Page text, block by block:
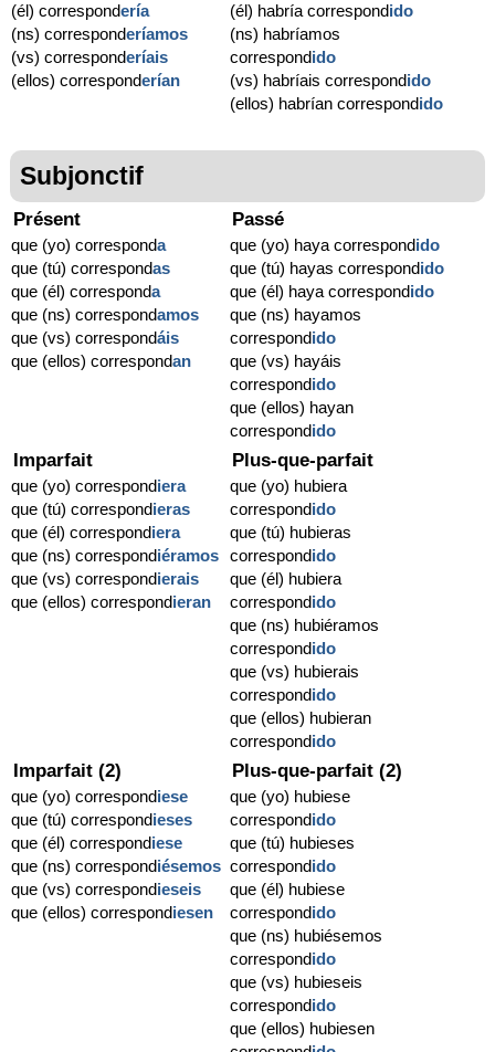
(él) correspondería
(ns) corresponderíamos
(vs) corresponderíais
(ellos) corresponderían
(él) habría correspondido
(ns) habríamos
correspondido
(vs) habríais correspondido
(ellos) habrían correspondido
Subjonctif
Présent
que (yo) corresponda
que (tú) correspondas
que (él) corresponda
que (ns) correspondamos
que (vs) correspondáis
que (ellos) correspondan
Passé
que (yo) haya correspondido
que (tú) hayas correspondido
que (él) haya correspondido
que (ns) hayamos
correspondido
que (vs) hayáis
correspondido
que (ellos) hayan
correspondido
Imparfait
que (yo) correspondiera
que (tú) correspondieras
que (él) correspondiera
que (ns) correspondiéramos
que (vs) correspondierais
que (ellos) correspondieran
Plus-que-parfait
que (yo) hubiera
correspondido
que (tú) hubieras
correspondido
que (él) hubiera
correspondido
que (ns) hubiéramos
correspondido
que (vs) hubierais
correspondido
que (ellos) hubieran
correspondido
Imparfait (2)
que (yo) correspondiese
que (tú) correspondieses
que (él) correspondiese
que (ns) correspondiésemos
que (vs) correspondieseis
que (ellos) correspondiesen
Plus-que-parfait (2)
que (yo) hubiese
correspondido
que (tú) hubieses
correspondido
que (él) hubiese
correspondido
que (ns) hubiésemos
correspondido
que (vs) hubieseis
correspondido
que (ellos) hubiesen